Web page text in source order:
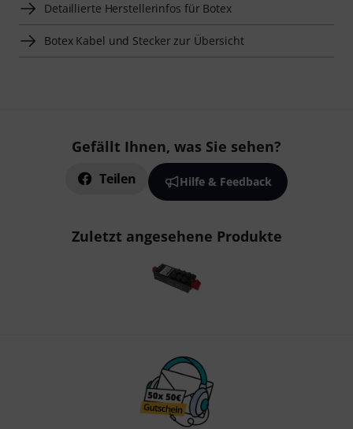
Detaillierte Herstellerinfos für Botex
Botex Kabel und Stecker zur Übersicht
Gefällt Ihnen, was Sie sehen?
Teilen Hilfe & Feedback
Zuletzt angesehene Produkte